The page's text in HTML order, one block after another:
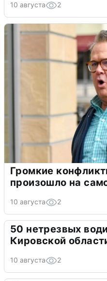
10 августа 2
Громкие
произошло на
10 августа 2
50 нетрезвых
Кировской
10 августа 2